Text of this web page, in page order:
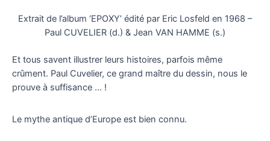
Extrait de l’album ‘EPOXY’ édité par Eric Losfeld en 1968 –
Paul CUVELIER (d.) & Jean VAN HAMME (s.)
Et tous savent illustrer leurs histoires, parfois même
crûment. Paul Cuvelier, ce grand maître du dessin, nous le
prouve à suffisance … !
Le mythe antique d’Europe est bien connu.